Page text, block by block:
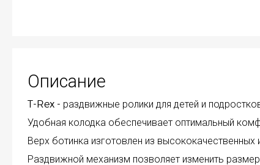
Описание
T-Rex - раздвижные ролики для детей и
Удобная колодка обеспечивает оптимальный
Верх ботинка изготовлен из
Раздвижной механизм позволяет изменить